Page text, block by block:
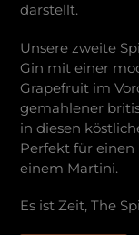
darstellt.
Unsere zweite
Gin mit einer
Grapefruit im
gemahlener
in diesen
Perfekt für einen
einem Martini.
Es ist Zeit, The